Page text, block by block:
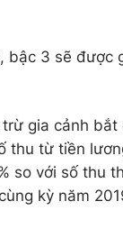
3 sẽ được
gia cảnh
thu từ tiền
so với số thu
kỳ năm